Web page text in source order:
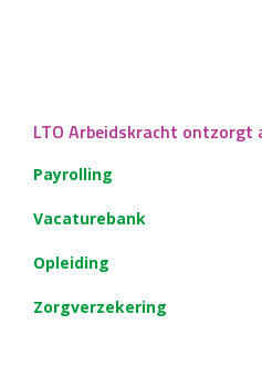
LTO Arbeidskracht ontzorgt
Payrolling
Vacaturebank
Opleiding
Zorgverzekering